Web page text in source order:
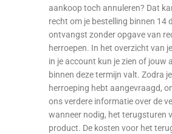
aankoop toch annuleren? Dat
recht om je bestelling binnen 14
ontvangst zonder opgave van
herroepen. In het overzicht van
in je account kun je zien of jouw
binnen deze termijn valt. Zodra
herroeping hebt aangevraagd,
ons verdere informatie over de
wanneer nodig, het terugsturen
product. De kosten voor het